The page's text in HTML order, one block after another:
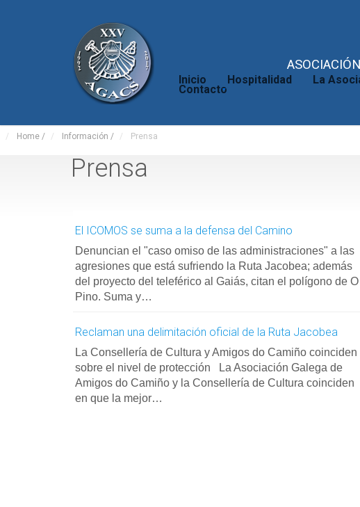
Inicio Hospitalidad La
Contacto
Home / Información / Prensa
Prensa
El ICOMOS se suma a la defensa del Camino
Denuncian el "caso omiso de las administraciones" a las
agresiones que está sufriendo la Ruta Jacobea; además
del proyecto del teleférico al Gaiás, citan el polígono de O
Pino. Suma y…
Reclaman una delimitación oficial de la Ruta Jacobea
La Consellería de Cultura y Amigos do Camiño coinciden
sobre el nivel de protección La Asociación Galega de
Amigos do Camiño y la Consellería de Cultura coinciden
en que la mejor…